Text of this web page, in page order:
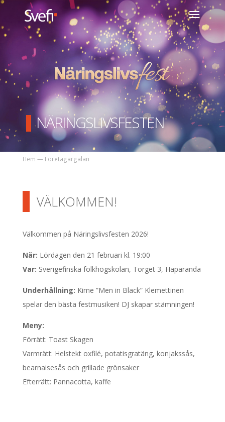
NÄRINGSLIVSFESTEN
Hem — Företagargalan
VÄLKOMMEN!
Välkommen på Näringslivsfesten 2026!
När: Lördagen den 21 februari kl. 19:00
Var: Sverigefinska folkhögskolan, Torget 3, Haparanda
Underhållning: Kime ”Men in Black” Klemettinen
spelar den bästa festmusiken! DJ skapar stämningen!
Meny:
Förrätt: Toast Skagen
Varmrätt: Helstekt oxfilé, potatisgratäng, konjakssås,
bearnaisesås och grillade grönsaker
Efterrätt: Pannacotta, kaffe